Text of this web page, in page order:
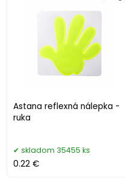
Astana reflexná nálepka -
ruka
skladom 35455 ks
0.22 €